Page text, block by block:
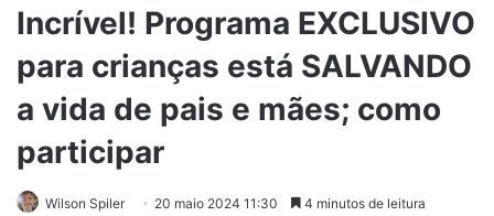
Incrível! Programa EXCLUSIVO
para crianças está SALVANDO
a vida de pais e mães; como
participar
Wilson Spiler 20 maio 2024 11:30 4 minutos de leitura